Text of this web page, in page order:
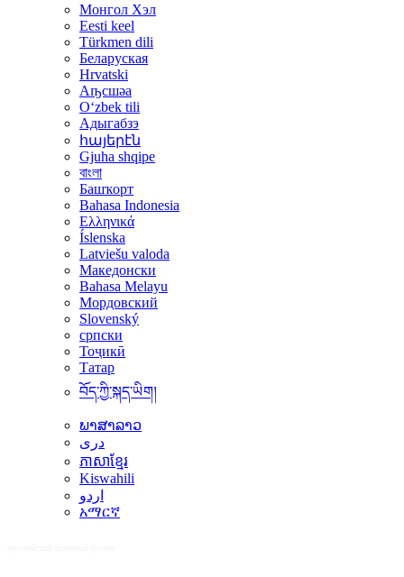
Монгол Хэл
Eesti keel
Türkmen dili
Беларуская
Hrvatski
Аҧсшәа
Oʻzbek tili
Адыгабзэ
հայերէն
Gjuha shqipe
বাংলা
Башҡорт
Bahasa Indonesia
Ελληνικά
Íslenska
Latviešu valoda
Македонски
Bahasa Melayu
Мордовский
Slovenský
српски
Тоҷикӣ
Татар
བོད་ཀྱི་སྐད་ཡིག།
ພາສາລາວ
دری
ភាសាខ្មែរ
Kiswahili
اردو
አማርኛ